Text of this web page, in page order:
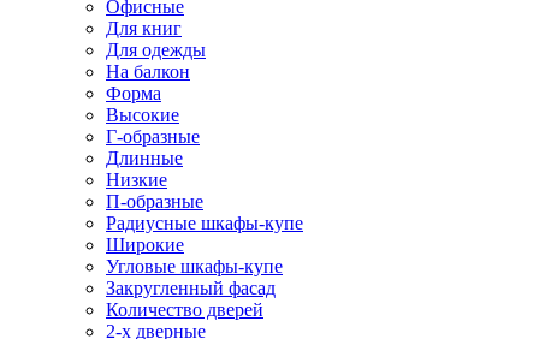
Офисные
Для книг
Для одежды
На балкон
Форма
Высокие
Г-образные
Длинные
Низкие
П-образные
Радиусные шкафы-купе
Широкие
Угловые шкафы-купе
Закругленный фасад
Количество дверей
2-х дверные